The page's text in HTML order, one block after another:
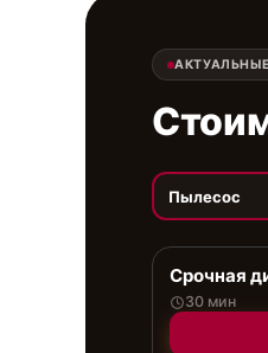
Пылесос
Срочная
30 мин